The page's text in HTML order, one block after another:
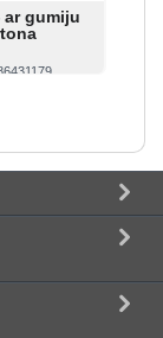
ar gumiju